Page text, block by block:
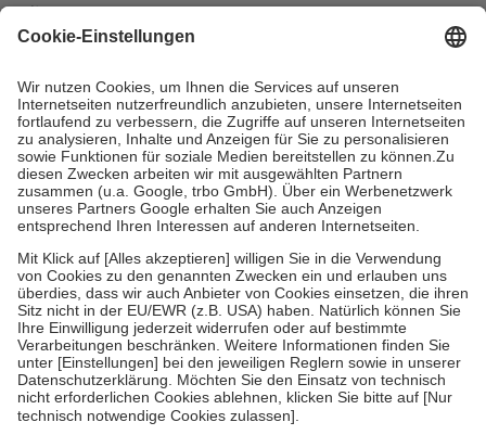
mit.
Grundsätzlich leisten Mitglieder Zuzahlungen in Höhe von zehn
höchstens zehn Euro.
Es sind jedoch nie mehr als die tatsächlichen
Kosten der Leistung zu entrichten.
Diese Regeln gelten grundsätzlich auch für Online-Apotheken.
Bei Heilmitteln und häuslicher Krankenpflege beträgt die
Zuzahlung zehn Prozent der Kosten sowie zehn Euro je
Verordnung.
Um das Engagement der Versicherten für ihre eigene Gesundheit zu
stärken und die besondere Stellung der Familie zu unterstützen,
fallenkeine Zuzahlungenan bei:
• Kindern und Jugendlichen bis zum vollendeten 18. Lebensjahr
mit Ausnahme der Fahrkosten
• Untersuchungen zur Vorsorge und Früherkennung, die von der
GKV getragen werden
• empfohlenen Schutzimpfungen
• Harn- und Blutteststreifen